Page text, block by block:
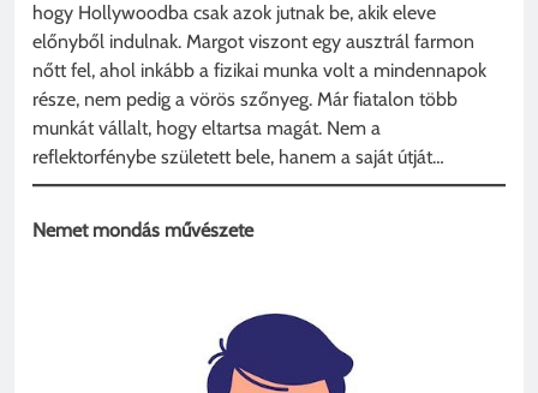
hogy Hollywoodba csak azok jutnak be, akik eleve
előnyből indulnak. Margot viszont egy ausztrál farmon
nőtt fel, ahol inkább a fizikai munka volt a mindennapok
része, nem pedig a vörös szőnyeg. Már fiatalon több
munkát vállalt, hogy eltartsa magát. Nem a
reflektorfénybe született bele, hanem a saját útját…
Nemet mondás művészete